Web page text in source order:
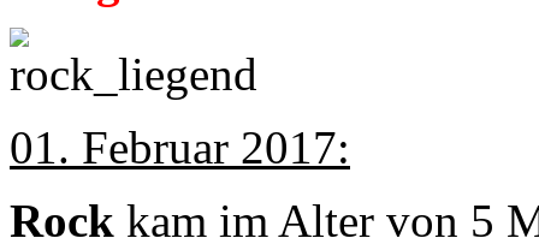
01. Februar 2017:
Rock kam im Alter von 5